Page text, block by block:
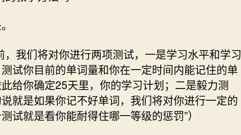
，我们将对你进行两项测试，一是学习水平和学习
试你目前的单词量和你在一定时间内能记住的单
给你确定25天里，你的学习计划；二是毅力测
就是如果你记不好单词，我们将对你进行一定的
试就是看你能耐得住哪一等级的惩罚”）